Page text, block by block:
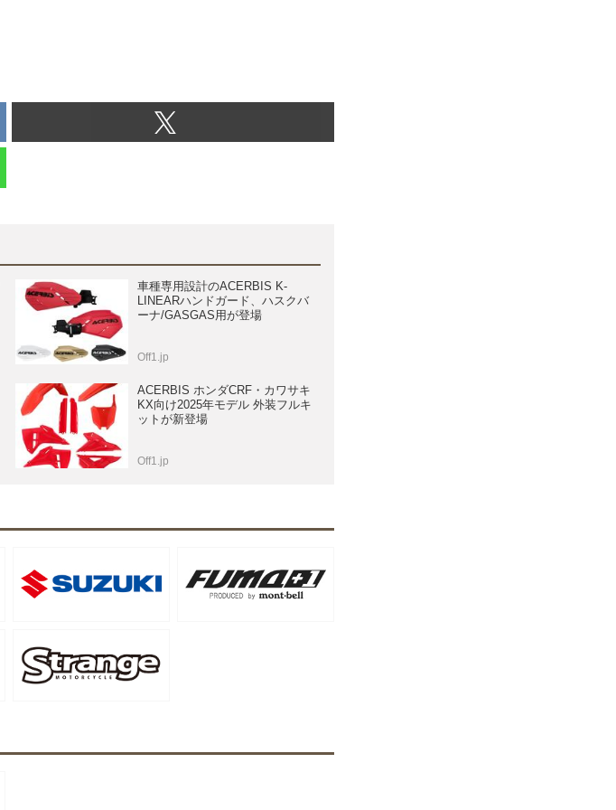
車種専用設計のACERBIS K-
LINEARハンドガード、ハスクバ
ーナ/GASGAS用が登場
Off1.jp
ACERBIS ホンダCRF・カワサキ
KX向け2025年モデル 外装フルキ
ットが新登場
Off1.jp